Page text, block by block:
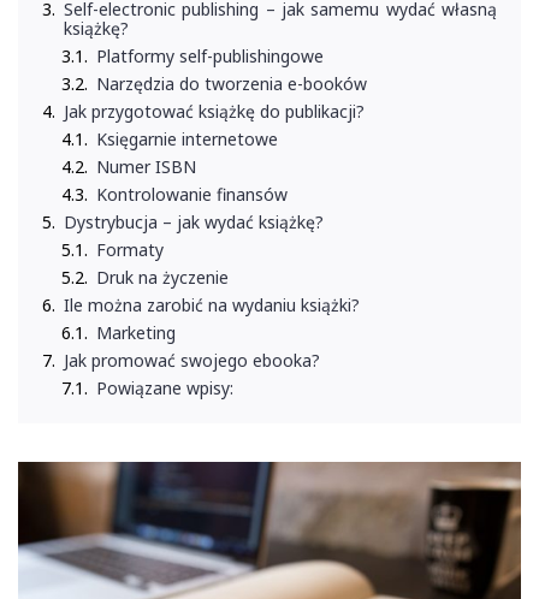
Self-electronic publishing – jak samemu wydać własną
książkę?
Platformy self-publishingowe
Narzędzia do tworzenia e-booków
Jak przygotować książkę do publikacji?
Księgarnie internetowe
Numer ISBN
Kontrolowanie finansów
Dystrybucja – jak wydać książkę?
Formaty
Druk na życzenie
Ile można zarobić na wydaniu książki?
Marketing
Jak promować swojego ebooka?
Powiązane wpisy: